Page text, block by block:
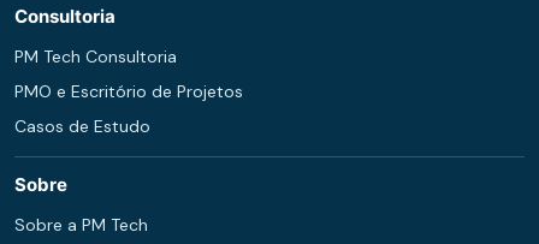
Consultoria
PM Tech Consultoria
PMO e Escritório de Projetos
Casos de Estudo
Sobre
Sobre a PM Tech